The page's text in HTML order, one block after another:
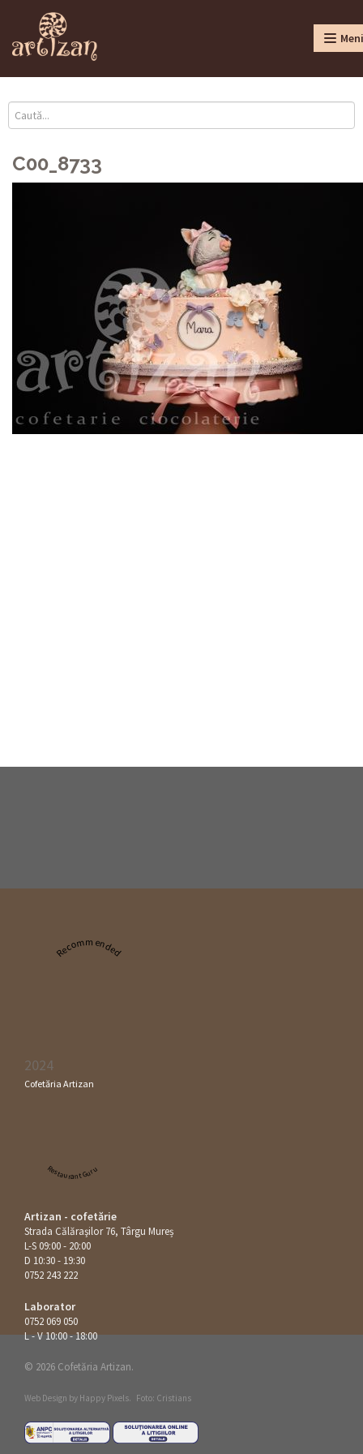
C00_8733
Recommended
2024
Cofetăria Artizan
Restaurant Guru
Artizan - cofetărie
Strada Călăraşilor 76, Târgu Mureș
L-S 09:00 - 20:00
D 10:30 - 19:30
0752 243 222
Laborator
0752 069 050
L - V 10:00 - 18:00
© 2026 Cofetăria Artizan.
Web Design by Happy Pixels. Foto: Cristians